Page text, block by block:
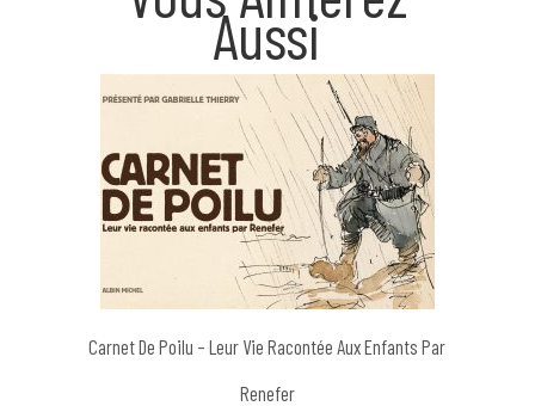
Aussi
Carnet De Poilu – Leur Vie Racontée Aux Enfants Par
Renefer